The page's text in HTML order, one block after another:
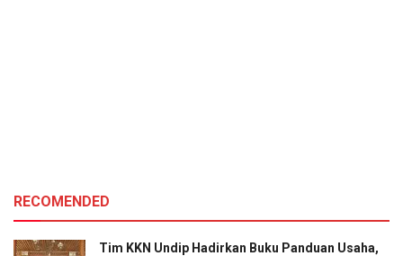
RECOMENDED
Tim KKN Undip Hadirkan Buku Panduan Usaha,